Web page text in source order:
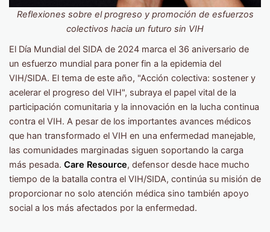
Reflexiones sobre el progreso y promoción de esfuerzos
colectivos hacia un futuro sin VIH
El Día Mundial del SIDA de 2024 marca el 36 aniversario de
un esfuerzo mundial para poner fin a la epidemia del
VIH/SIDA. El tema de este año, "Acción colectiva: sostener y
acelerar el progreso del VIH", subraya el papel vital de la
participación comunitaria y la innovación en la lucha continua
contra el VIH. A pesar de los importantes avances médicos
que han transformado el VIH en una enfermedad manejable,
las comunidades marginadas siguen soportando la carga
más pesada. Care Resource, defensor desde hace mucho
tiempo de la batalla contra el VIH/SIDA, continúa su misión de
proporcionar no solo atención médica sino también apoyo
social a los más afectados por la enfermedad.